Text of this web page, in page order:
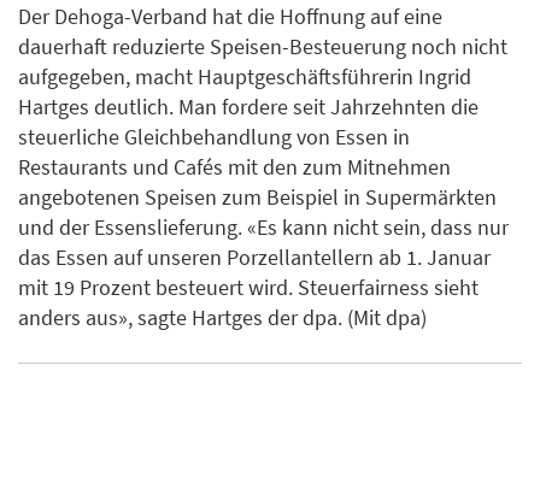
Der Dehoga-Verband hat die Hoffnung auf eine
dauerhaft reduzierte Speisen-Besteuerung noch nicht
aufgegeben, macht Hauptgeschäftsführerin Ingrid
Hartges deutlich. Man fordere seit Jahrzehnten die
steuerliche Gleichbehandlung von Essen in
Restaurants und Cafés mit den zum Mitnehmen
angebotenen Speisen zum Beispiel in Supermärkten
und der Essenslieferung. «Es kann nicht sein, dass nur
das Essen auf unseren Porzellantellern ab 1. Januar
mit 19 Prozent besteuert wird. Steuerfairness sieht
anders aus», sagte Hartges der dpa. (Mit dpa)